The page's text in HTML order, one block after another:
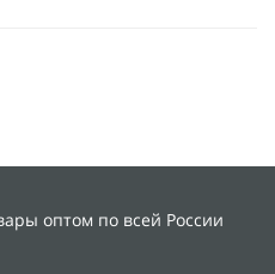
оптом по всей России